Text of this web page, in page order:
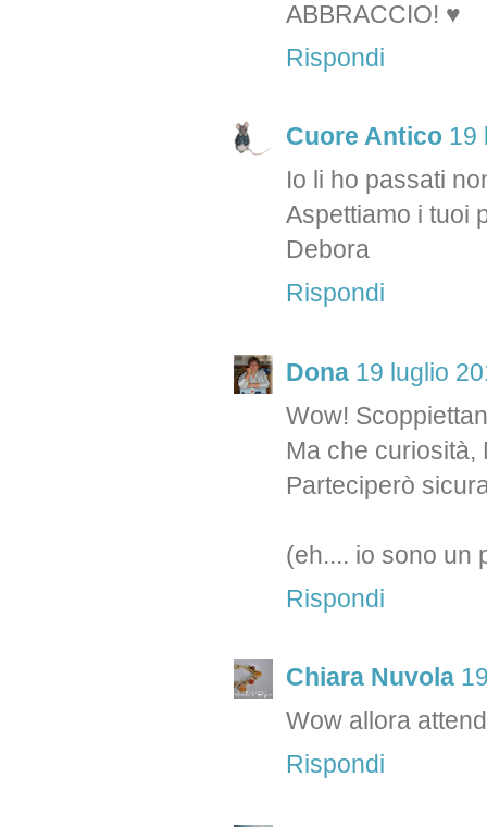
ABBRACCIO! ♥
Rispondi
Cuore Antico 19
Io li ho passati
Aspettiamo i tuoi
Debora
Rispondi
Dona 19 luglio
Wow!
Ma che curiosità,
Parteciperò
(eh.... io sono un
Rispondi
Chiara Nuvola
Wow allora
Rispondi